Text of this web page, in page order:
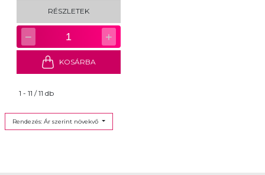
RÉSZLETEK
− 1 +
KOSÁRBA
1 - 11 / 11 db
Rendezés: Ár szerint növekvő